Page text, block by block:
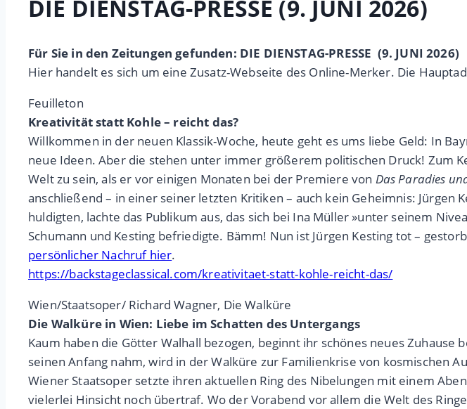
DIE DIENSTAG-PRESSE (9. JUNI 2026)
Für Sie in den Zeitungen gefunden: DIE DIENSTAG-PRESSE (9. JUNI 2026)
Hier handelt es sich um eine Zusatz-Webseite des Online-Merker. Die
Feuilleton
Kreativität statt Kohle – reicht das?
Willkommen in der neuen Klassik-Woche, heute geht es ums liebe Geld: In
neue Ideen. Aber die stehen unter immer größerem politischen Druck! Zum
Welt zu sein, als er vor einigen Monaten bei der Premiere von Das Paradies
anschließend – in einer seiner letzten Kritiken – auch kein Geheimnis: Jürgen
huldigten, lachte das Publikum aus, das sich bei Ina Müller »unter seinem
Schumann und Kesting befriedigte. Bämm! Nun ist Jürgen Kesting tot –
persönlicher Nachruf hier.
https://backstageclassical.com/kreativitaet-statt-kohle-reicht-das/
Wien/Staatsoper/ Richard Wagner, Die Walküre
Die Walküre in Wien: Liebe im Schatten des Untergangs
Kaum haben die Götter Walhall bezogen, beginnt ihr schönes neues
seinen Anfang nahm, wird in der Walküre zur Familienkrise von kosmischen
Wiener Staatsoper setzte ihren aktuellen Ring des Nibelungen mit einem
vielerlei Hinsicht noch übertraf. Wo der Vorabend vor allem die Welt des